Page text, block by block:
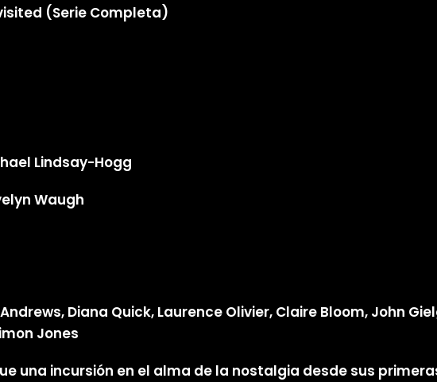
(Serie Completa)
Lindsay-Hogg
Waugh
Diana Quick, Laurence Olivier, Claire Bloom, John
Jones
fue una incursión en el alma de la nostalgia desde sus